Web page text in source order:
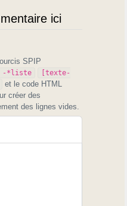
ici
SPIP
-*liste
[texte-
et le code HTML
créer des
des lignes vides.